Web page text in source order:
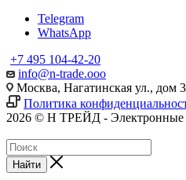
Telegram
WhatsApp
+7 495 104-42-20
info@n-trade.ooo
Москва, Нагатинская ул., дом
Политика
2026 © Н ТРЕЙД - Электронные
Найти